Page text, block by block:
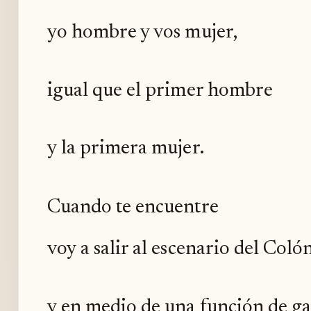
yo hombre y vos mujer,
igual que el primer hombre
y la primera mujer.
Cuando te encuentre
voy a salir al escenario del